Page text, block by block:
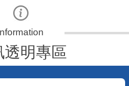
透明專區